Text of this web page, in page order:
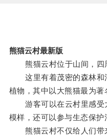
熊猫云村最新版
熊猫云村位于山间，四
这里有着茂密的森林和
植物，其中以大熊猫最为著
游客可以在云村里感受
模样，还可以参与生态保护
熊猫云村不仅给人们带